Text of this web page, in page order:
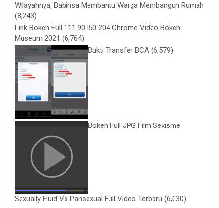
Wilayahnya, Babinsa Membantu Warga Membangun Rumah
(8,243)
Link Bokeh Full 111.90 l50 204 Chrome Video Bokeh
Museum 2021 (6,764)
Bukti Transfer BCA (6,579)
Bokeh Full JPG Film Sexisme
Sexually Fluid Vs Pansexual Full Video Terbaru (6,030)